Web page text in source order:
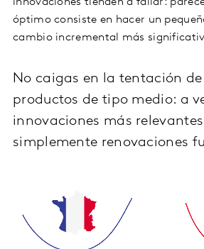
óptimo consiste en hacer un
cambio incremental más
No caigas en la tentación
productos de tipo medio: a
innovaciones más
simplemente renovaciones